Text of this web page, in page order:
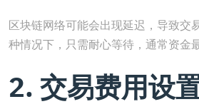
区块链网络可能会出现延迟，导致交
种情况下，只需耐心等待，通常资金
2. 交易费用设